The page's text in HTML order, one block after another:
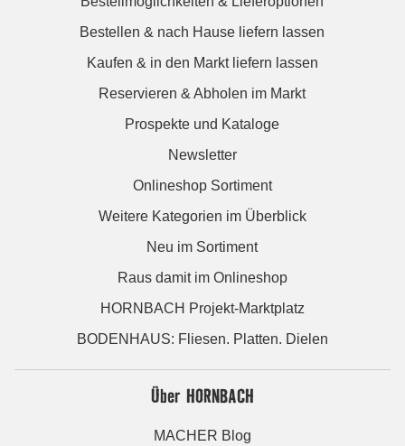
Bestellen & nach Hause liefern lassen
Kaufen & in den Markt liefern lassen
Reservieren & Abholen im Markt
Prospekte und Kataloge
Newsletter
Onlineshop Sortiment
Weitere Kategorien im Überblick
Neu im Sortiment
Raus damit im Onlineshop
HORNBACH Projekt-Marktplatz
BODENHAUS: Fliesen. Platten. Dielen
Über HORNBACH
MACHER Blog